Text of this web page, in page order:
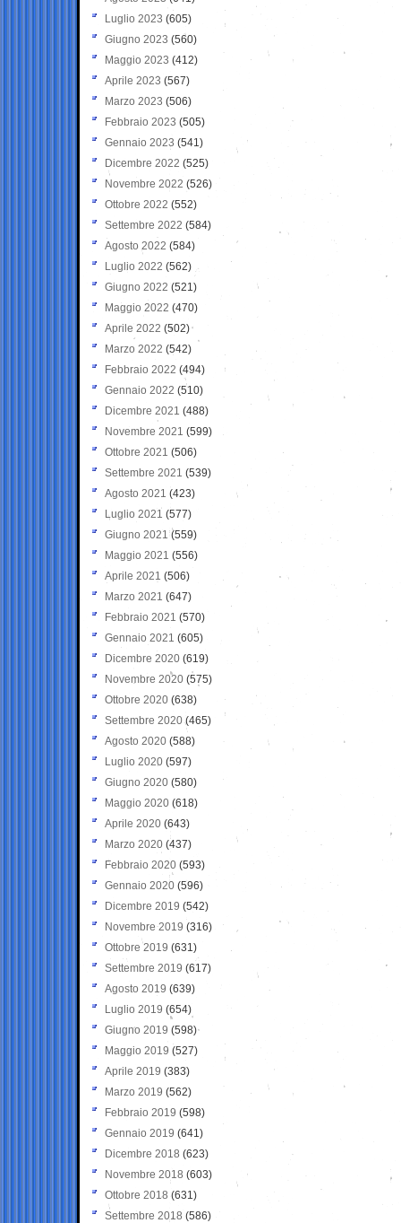
Luglio 2023 (605)
Giugno 2023 (560)
Maggio 2023 (412)
Aprile 2023 (567)
Marzo 2023 (506)
Febbraio 2023 (505)
Gennaio 2023 (541)
Dicembre 2022 (525)
Novembre 2022 (526)
Ottobre 2022 (552)
Settembre 2022 (584)
Agosto 2022 (584)
Luglio 2022 (562)
Giugno 2022 (521)
Maggio 2022 (470)
Aprile 2022 (502)
Marzo 2022 (542)
Febbraio 2022 (494)
Gennaio 2022 (510)
Dicembre 2021 (488)
Novembre 2021 (599)
Ottobre 2021 (506)
Settembre 2021 (539)
Agosto 2021 (423)
Luglio 2021 (577)
Giugno 2021(559)
Maggio 2021 (556)
Aprile 2021 (506)
Marzo 2021 (647)
Febbraio 2021 (570)
Gennaio 2021 (605)
Dicembre 2020 (619)
Novembre 2020 (575)
Ottobre 2020 (638)
Settembre 2020(465)
Agosto 2020 (588)
Luglio 2020 (597)
Giugno 2020 (580)
Maggio 2020 (618)
Aprile 2020 (643)
Marzo 2020 (437)
Febbraio 2020 (593)
Gennaio 2020 (596)
Dicembre 2019 (542)
Novembre 2019 (316)
Ottobre 2019 (631)
Settembre 2019 (617)
Agosto 2019 (639)
Luglio 2019 (654)
Giugno 2019 (598)
Maggio 2019 (527)
Aprile 2019 (383)
Marzo 2019 (562)
Febbraio 2019 (598)
Gennaio 2019 (641)
Dicembre 2018 (623)
Novembre 2018 (603)
Ottobre 2018 (631)
Settembre 2018 (586)